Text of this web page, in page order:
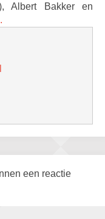
Albert Bakker en
een reactie